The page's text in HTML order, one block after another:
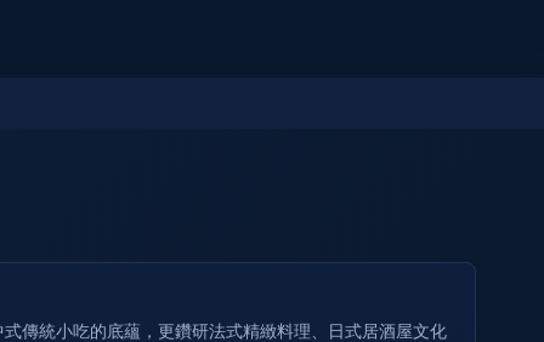
傳統小吃的底蘊，更鑽研法式精緻料理、日式居酒屋文化